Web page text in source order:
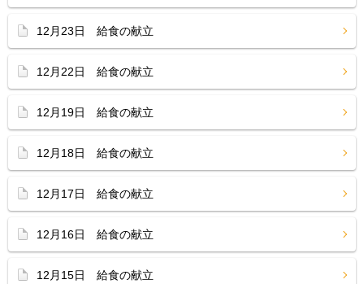
12月23日 給食の献立
12月22日 給食の献立
12月19日 給食の献立
12月18日 給食の献立
12月17日 給食の献立
12月16日 給食の献立
12月15日 給食の献立